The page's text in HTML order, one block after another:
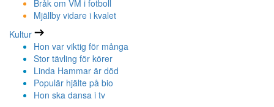
Bråk om VM i fotboll
Mjällby vidare i kvalet
Kultur
Hon var viktig för många
Stor tävling för körer
Linda Hammar är död
Populär hjälte på bio
Hon ska dansa i tv